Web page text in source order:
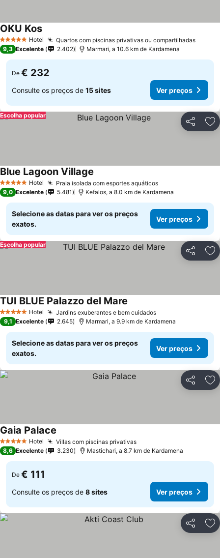
5 Estrelas Hotel Quartos com piscinas privativas ou compartilhadas
OKU Kos
9,3 Excelente 2.402 Marmari, a 10.6 km de Kardamena
De € 232
Consulte os preços de 15 sites Ver preços
Partilhar
Escolha popular
5 Estrelas Hotel Praia isolada com esportes aquáticos
Blue Lagoon Village
9,0 Excelente 5.481 Kefalos, a 8.0 km de Kardamena
Selecione as datas para ver os preços
exatos.
Ver preços
Partilhar
Escolha popular
5 Estrelas Hotel Jardins exuberantes e bem cuidados
TUI BLUE Palazzo del Mare
9,1 Excelente 2.645 Marmari, a 9.9 km de Kardamena
Selecione as datas para ver os preços
exatos.
Ver preços
Partilhar
5 Estrelas Hotel Villas com piscinas privativas
Gaia Palace
8,6 Excelente 3.230 Mastichari, a 8.7 km de Kardamena
De € 111
Consulte os preços de 8 sites Ver preços
Partilhar